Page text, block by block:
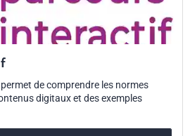
de comprendre les normes
digitaux et des exemples